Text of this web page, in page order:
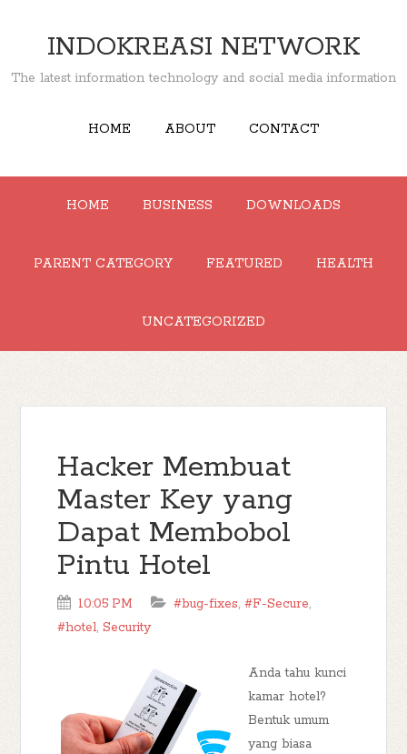
INDOKREASI NETWORK
The latest information technology and social media information
HOME ABOUT CONTACT
HOME BUSINESS DOWNLOADS
PARENT CATEGORY FEATURED HEALTH
UNCATEGORIZED
Hacker Membuat
Master Key yang
Dapat Membobol
Pintu Hotel
10:05 PM #bug-fixes,#F-Secure,
#hotel,Security
Anda tahu kunci
kamar hotel?
Bentuk umum
yang biasa